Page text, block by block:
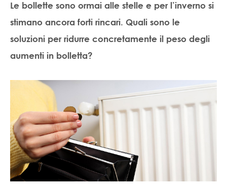
Le bollette sono ormai alle stelle e per l’inverno si
stimano ancora forti rincari. Quali sono le
soluzioni per ridurre concretamente il peso degli
aumenti in bolletta?